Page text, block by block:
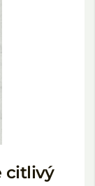
citlivý